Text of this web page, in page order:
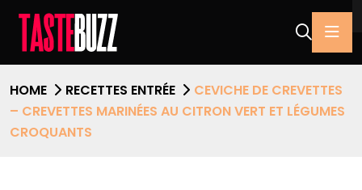
HOME RECETTES ENTRÉE
CEVICHE DE CREVETTES
– CREVETTES MARINÉES AU CITRON VERT ET LÉGUMES
CROQUANTS